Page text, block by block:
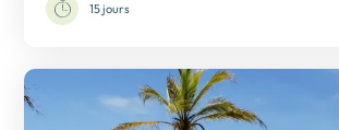
15 jours